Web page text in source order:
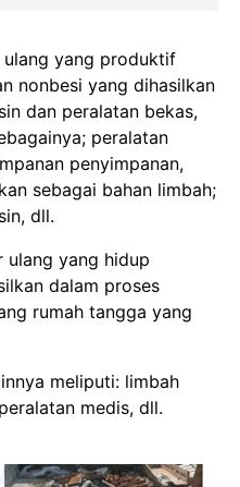
ulang yang produktif
nonbesi yang dihasilkan
dan peralatan bekas,
peralatan
penyimpanan,
sebagai bahan limbah;
dll.
ulang yang hidup
dalam proses
rumah tangga yang
meliputi: limbah
medis, dll.